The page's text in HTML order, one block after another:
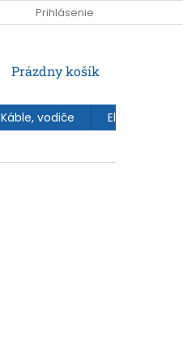
Prihlásenie
NÁKUPNÝ
Prázdny košík
Káble, vodiče